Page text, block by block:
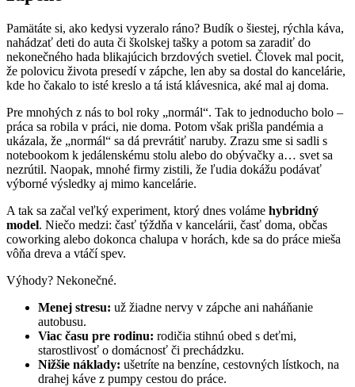
Pamätáte si, ako kedysi vyzeralo ráno? Budík o šiestej, rýchla káva,
nahádzať deti do auta či školskej tašky a potom sa zaradiť do
nekonečného hada blikajúcich brzdových svetiel. Človek mal pocit,
že polovicu života presedí v zápche, len aby sa dostal do kancelárie,
kde ho čakalo to isté kreslo a tá istá klávesnica, aké mal aj doma.
Pre mnohých z nás to bol roky „normál“. Tak to jednoducho bolo –
práca sa robila v práci, nie doma. Potom však prišla pandémia a
ukázala, že „normál“ sa dá prevrátiť naruby. Zrazu sme si sadli s
notebookom k jedálenskému stolu alebo do obývačky a… svet sa
nezrútil. Naopak, mnohé firmy zistili, že ľudia dokážu podávať
výborné výsledky aj mimo kancelárie.
A tak sa začal veľký experiment, ktorý dnes voláme hybridný
model. Niečo medzi: časť týždňa v kancelárii, časť doma, občas
coworking alebo dokonca chalupa v horách, kde sa do práce mieša
vôňa dreva a vtáčí spev.
Výhody? Nekonečné.
Menej stresu: už žiadne nervy v zápche ani naháňanie
autobusu.
Viac času pre rodinu: rodičia stihnú obed s deťmi,
starostlivosť o domácnosť či prechádzku.
Nižšie náklady: ušetríte na benzíne, cestovných lístkoch, na
drahej káve z pumpy cestou do práce.